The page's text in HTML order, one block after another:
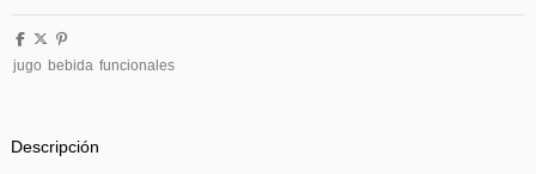
jugo bebida funcionales
Descripción